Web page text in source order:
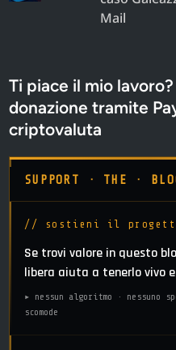
Mail
Ti piace il mio
donazione tramite
criptovaluta
SUPPORT · THE ·
// sostieni il
Se trovi valore in questo
libera aiuta a tenerlo vivo
▸ nessun algoritmo · nessuno
scomode